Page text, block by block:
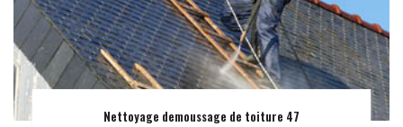
Nettoyage demoussage de toiture 47